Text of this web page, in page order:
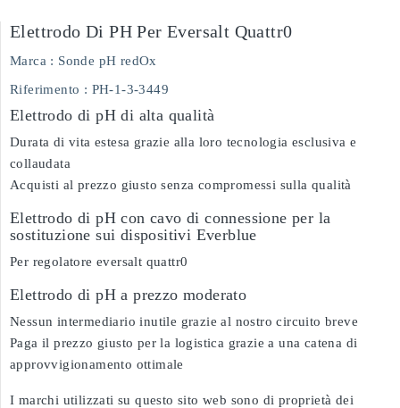
Elettrodo Di PH Per Eversalt Quattr0
Marca : Sonde pH redOx
Riferimento : PH-1-3-3449
Elettrodo di pH di alta qualità
Durata di vita estesa grazie alla loro tecnologia esclusiva e
collaudata
Acquisti al prezzo giusto senza compromessi sulla qualità
Elettrodo di pH con cavo di connessione per la
sostituzione sui dispositivi Everblue
Per regolatore eversalt quattr0
Elettrodo di pH a prezzo moderato
Nessun intermediario inutile grazie al nostro circuito breve
Paga il prezzo giusto per la logistica grazie a una catena di
approvvigionamento ottimale
I marchi utilizzati su questo sito web sono di proprietà dei